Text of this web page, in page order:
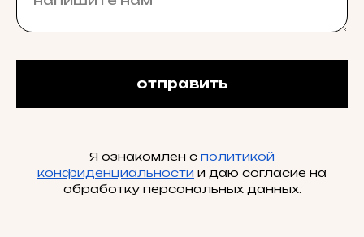
отправить
Я ознакомлен с политикой
конфиденциальности и даю согласие на
обработку персональных данных.